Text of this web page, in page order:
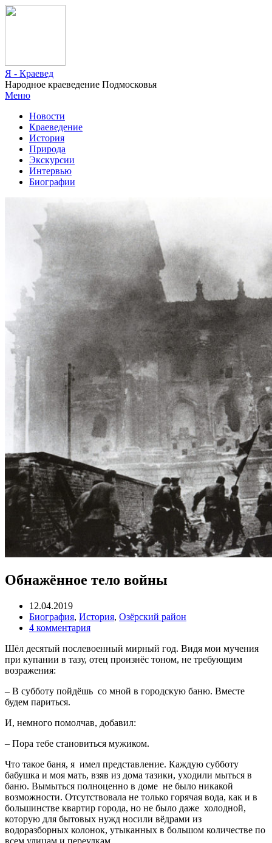
Я - Краевед
Народное краеведение Подмосковья
Меню
Новости
Краеведение
История
Природа
Экскурсии
Интервью
Биографии
Обнажённое тело войны
12.04.2019
Биография, История, Озёрский район
4 комментария
Шёл десятый послевоенный мирный год. Видя мои мучения
при купании в тазу, отец произнёс тоном, не требующим
возражения:
– В субботу пойдёшь со мной в городскую баню. Вместе
будем париться.
И, немного помолчав, добавил:
– Пора тебе становиться мужиком.
Что такое баня, я имел представление. Каждую субботу
бабушка и моя мать, взяв из дома тазики, уходили мыться в
баню. Вымыться полноценно в доме не было никакой
возможности. Отсутствовала не только горячая вода, как и в
большинстве квартир города, но не было даже холодной,
которую для бытовых нужд носили вёдрами из
водоразборных колонок, утыканных в большом количестве по
всем улицам и переулкам.